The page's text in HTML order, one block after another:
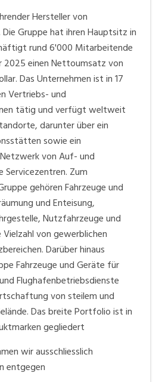
Hersteller von
Gruppe hat ihren Hauptsitz in
rund 6'000 Mitarbeitende
2025 einen Nettoumsatz von
Das Unternehmen ist in 17
Vertriebs- und
tätig und verfügt weltweit
darunter über ein
sowie ein
von Auf- und
Zum
gehören Fahrzeuge und
und Enteisung,
Nutzfahrzeuge und
von gewerblichen
Darüber hinaus
Fahrzeuge und Geräte für
Flughafenbetriebsdienste
von steilem und
Das breite Portfolio ist in
gegliedert
wir ausschliesslich
entgegen